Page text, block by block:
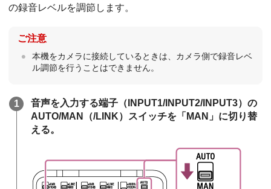
の録音レベルを調節します。
ご注意
本機をカメラに接続しているときは、カメラ側で録音レベ
ル調節を行うことはできません。
音声を入力する端子（INPUT1/INPUT2/INPUT3）の
AUTO/MAN（/LINK）スイッチを「MAN」に切り替
える。